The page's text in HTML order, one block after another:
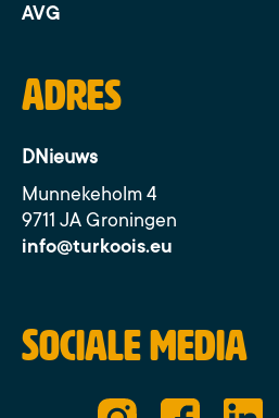
AVG
Adres
DNieuws
Munnekeholm 4
9711 JA Groningen
info@turkoois.eu
Sociale media